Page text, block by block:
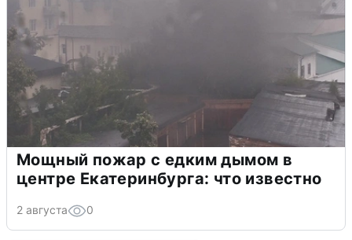
Мощный пожар с едким дымом в
центре Екатеринбурга: что известно
2 августа 0